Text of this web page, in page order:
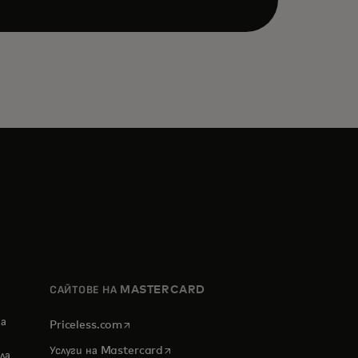
САЙТОВЕ НА MASTERCARD
Priceless.com opens in a new tab
Услуги на Mastercard opens in a new tab